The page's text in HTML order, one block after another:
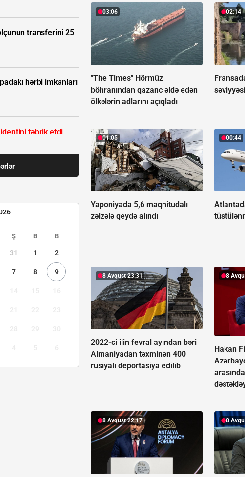
transferini 25
hərbi imkanları
təbrik etdi
Ş B B
31 1 2
7 8 9
03:06
"The Times" Hörmüz
böhranından qazanc əldə edən
ölkələrin adlarını açıqladı
02:14
01:05
Yaponiyada 5,6 maqnitudalı
zəlzələ qeydə alındı
00:44
8 Avqust 23:31
2022-ci ilin fevral ayından bəri
Almaniyadan təxminən 400
rusiyalı deportasiya edilib
8
Hakan
8 Avqust 22:17 8